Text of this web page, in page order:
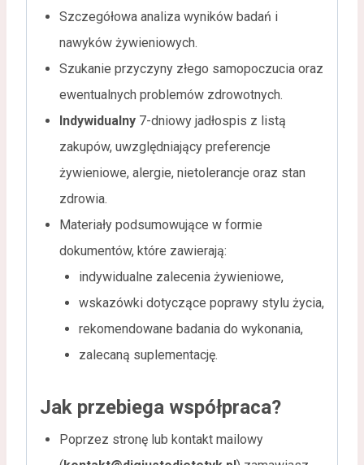
Szczegółowa analiza wyników badań i
nawyków żywieniowych.
Szukanie przyczyny złego samopoczucia oraz
ewentualnych problemów zdrowotnych.
Indywidualny 7-dniowy jadłospis z listą
zakupów, uwzględniający preferencje
żywieniowe, alergie, nietolerancje oraz stan
zdrowia.
Materiały podsumowujące w formie
dokumentów, które zawierają:
indywidualne zalecenia żywieniowe,
wskazówki dotyczące poprawy stylu życia,
rekomendowane badania do wykonania,
zalecaną suplementację.
Jak przebiega współpraca?
Poprzez stronę lub kontakt mailowy